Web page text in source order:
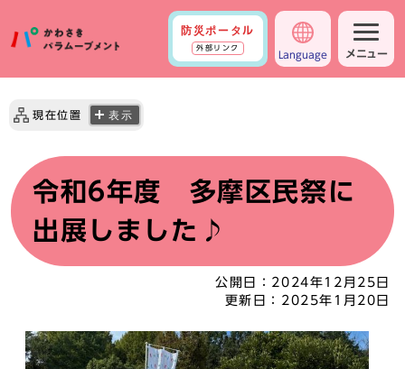
防災ポータル
外部リンク
Language メニュー
現在位置 表示
令和6年度 多摩区民祭に
出展しました♪
公開日： 2024年12月25日
更新日： 2025年1月20日